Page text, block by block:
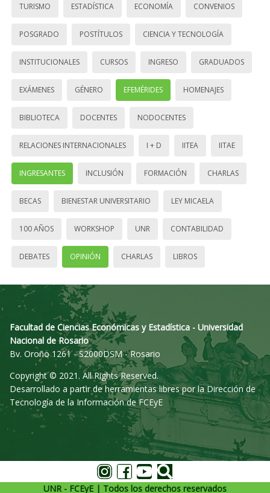
TURISMO ESTADÍSTICA ECONOMÍA CONVENIOS
POSGRADO POSTÍTULOS CIENCIA Y TECNOLOGÍA
INSTITUCIONALES CURSOS INGRESO GRADUADOS
EXÁMENES GÉNERO EFEMÉRIDES HOMENAJES
BIBLIOTECA DOCENTES NODOCENTES
RELACIONES INTERNACIONALES I + D IITEA IITAE
INGRESANTES INCLUSIÓN FORMACIÓN CHARLAS
BECAS BIENESTAR UNIVERSITARIO LEY MICAELA
100 AÑOS WORKSHOP UNR CONTABILIDAD
DEBATES OPINIÓN CHARLAS LIBROS
Facultad de Ciencias Económicas y Estadística - Universidad
Nacional de Rosario
Bv. Oroño 1261 - S2000DSM - Rosario
Copyright © 2021. All Rights Reserved.
Desarrollado a partir de herramientas libres por la Dirección de
Tecnología de la Información de FCEyE
UNR - FCEyE | Todos los derechos reservados